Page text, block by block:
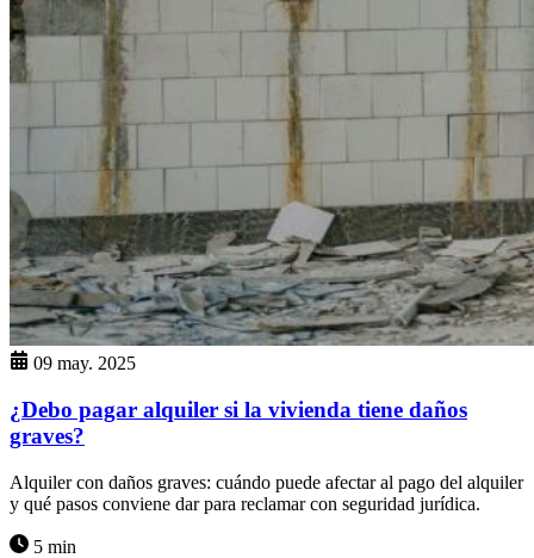
09 may. 2025
¿Debo pagar alquiler si la vivienda tiene daños
graves?
Alquiler con daños graves: cuándo puede afectar al pago del alquiler
y qué pasos conviene dar para reclamar con seguridad jurídica.
5 min